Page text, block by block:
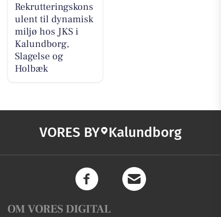
Rekrutteringskons
ulent til dynamisk
miljø hos JKS i
Kalundborg,
Slagelse og
Holbæk
VORES BY Kalundborg
OM VORES DIGITAL